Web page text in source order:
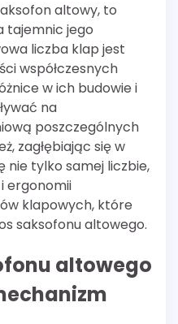
altowy, to
tajemnic jego
liczba klap jest
współczesnych
w ich budowie i
na
poszczególnych
zagłębiając się w
tylko samej liczbie,
ergonomii
klapowych, które
saksofonu altowego.
altowego